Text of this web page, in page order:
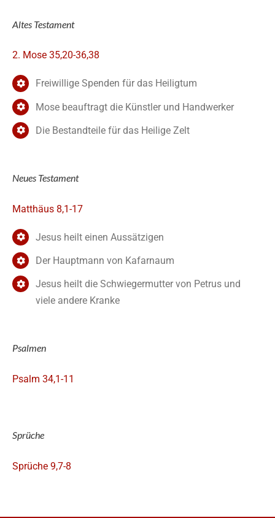
Altes Testament
2. Mose 35,20-36,38
Freiwillige Spenden für das Heiligtum
Mose beauftragt die Künstler und Handwerker
Die Bestandteile für das Heilige Zelt
Neues Testament
Matthäus 8,1-17
Jesus heilt einen Aussätzigen
Der Hauptmann von Kafarnaum
Jesus heilt die Schwiegermutter von Petrus und
viele andere Kranke
Psalmen
Psalm 34,1-11
Sprüche
Sprüche 9,7-8